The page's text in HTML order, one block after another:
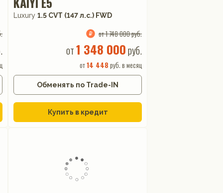
Luxury 1.5 CVT (147 л.с.) FWD
от 1 748 000 руб.
от1 348 000руб.
от14 448 руб. в месяц
Обменять по Trade-IN
Купить в кредит